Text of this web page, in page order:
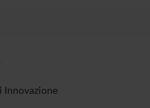
Innovazione